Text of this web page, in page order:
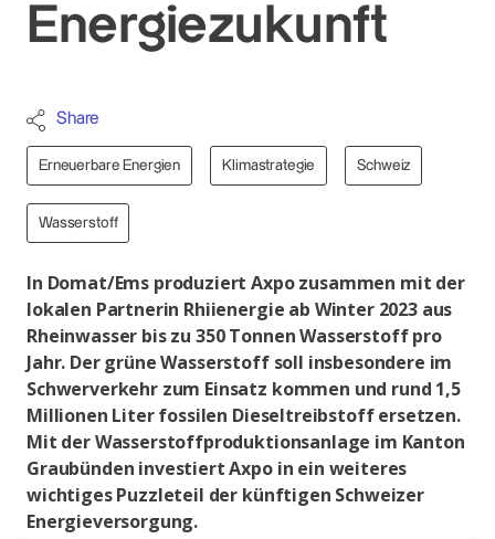
Energiezukunft
Share
Erneuerbare Energien Klimastrategie Schweiz
Wasserstoff
In Domat/Ems produziert Axpo zusammen mit der
lokalen Partnerin Rhiienergie ab Winter 2023 aus
Rheinwasser bis zu 350 Tonnen Wasserstoff pro
Jahr. Der grüne Wasserstoff soll insbesondere im
Schwerverkehr zum Einsatz kommen und rund 1,5
Millionen Liter fossilen Dieseltreibstoff ersetzen.
Mit der Wasserstoffproduktionsanlage im Kanton
Graubünden investiert Axpo in ein weiteres
wichtiges Puzzleteil der künftigen Schweizer
Energieversorgung.